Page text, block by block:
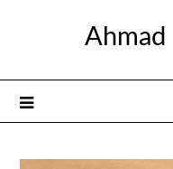
Ahmad